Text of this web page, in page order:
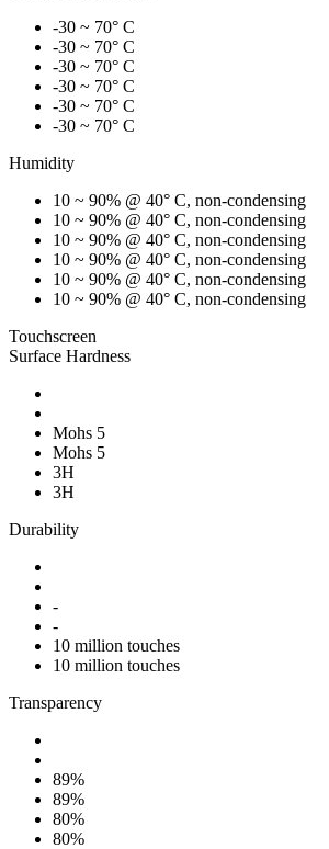
-30 ~ 70° C
-30 ~ 70° C
-30 ~ 70° C
-30 ~ 70° C
-30 ~ 70° C
-30 ~ 70° C
Humidity
10 ~ 90% @ 40° C, non-condensing
10 ~ 90% @ 40° C, non-condensing
10 ~ 90% @ 40° C, non-condensing
10 ~ 90% @ 40° C, non-condensing
10 ~ 90% @ 40° C, non-condensing
10 ~ 90% @ 40° C, non-condensing
Touchscreen
Surface Hardness
Mohs 5
Mohs 5
3H
3H
Durability
-
-
10 million touches
10 million touches
Transparency
89%
89%
80%
80%